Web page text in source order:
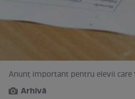
Anunț important pentru elevii care
Arhivă